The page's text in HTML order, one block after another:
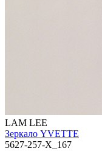
LAM LEE
Зеркало YVETTE
5627-257-X_167